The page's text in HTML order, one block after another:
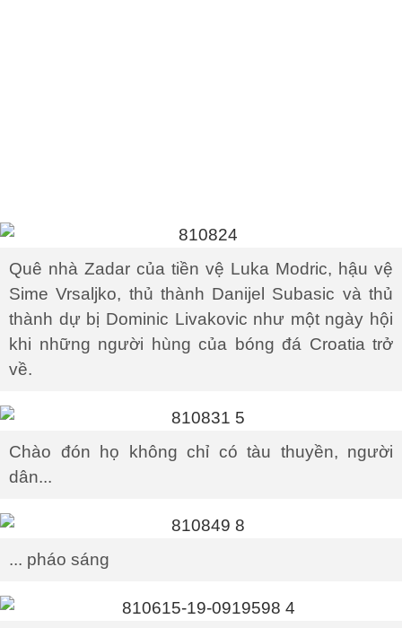
Quê nhà Zadar của tiền vệ Luka Modric, hậu vệ
Sime Vrsaljko, thủ thành Danijel Subasic và thủ
thành dự bị Dominic Livakovic như một ngày hội
khi những người hùng của bóng đá Croatia trở
về.
Chào đón họ không chỉ có tàu thuyền, người
dân...
... pháo sáng